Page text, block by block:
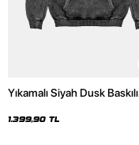
Yıkamalı Siyah Dusk Baskılı
1.399,90 TL